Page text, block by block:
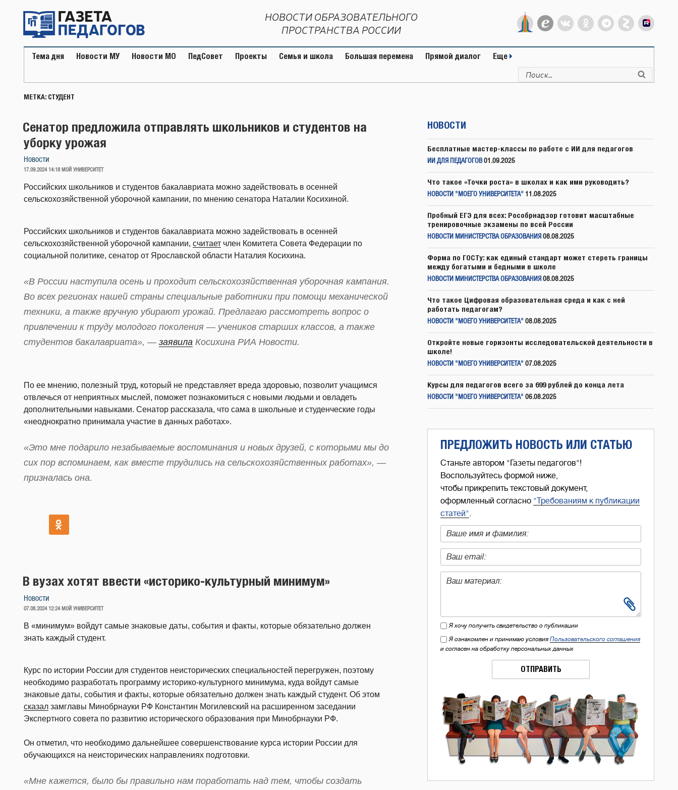
содержимому
НОВОСТИ ОБРАЗОВАТЕЛЬНОГО
ПРОСТРАНСТВА РОССИИ
Тема дня Новости МУ Новости МО ПедСовет Проекты Семья и школа Большая перемена Прямой диалог Еще
Искать:
МЕТКА: СТУДЕНТ
Сенатор предложила отправлять школьников и студентов на
уборку урожая
Новости
ОПУБЛИКОВАНО
17.09.2024 14:18 МОЙ УНИВЕРСИТЕТ
Российских школьников и студентов бакалавриата можно задействовать в осенней
сельскохозяйственной уборочной кампании, по мнению сенатора Наталии Косихиной.
Российских школьников и студентов бакалавриата можно задействовать в осенней
сельскохозяйственной уборочной кампании, считает член Комитета Совета Федерации по
социальной политике, сенатор от Ярославской области Наталия Косихина.
«В России наступила осень и проходит сельскохозяйственная уборочная кампания.
Во всех регионах нашей страны специальные работники при помощи механической
техники, а также вручную убирают урожай. Предлагаю рассмотреть вопрос о
привлечении к труду молодого поколения — учеников старших классов, а также
студентов бакалавриата», — заявила Косихина РИА Новости.
По ее мнению, полезный труд, который не представляет вреда здоровью, позволит учащимся
отвлечься от неприятных мыслей, поможет познакомиться с новыми людьми и овладеть
дополнительными навыками. Сенатор рассказала, что сама в школьные и студенческие годы
«неоднократно принимала участие в данных работах».
«Это мне подарило незабываемые воспоминания и новых друзей, с которыми мы до
сих пор вспоминаем, как вместе трудились на сельскохозяйственных работах», —
призналась она.
В вузах хотят ввести «историко-культурный минимум»
Новости
ОПУБЛИКОВАНО
07.08.2024 12:24 МОЙ УНИВЕРСИТЕТ
В «минимум» войдут самые знаковые даты, события и факты, которые обязательно должен
знать каждый студент.
Курс по истории России для студентов неисторических специальностей перегружен, поэтому
необходимо разработать программу историко-культурного минимума, куда войдут самые
знаковые даты, события и факты, которые обязательно должен знать каждый студент. Об этом
сказал замглавы Минобрнауки РФ Константин Могилевский на расширенном заседании
Экспертного совета по развитию исторического образования при Минобрнауки РФ.
Он отметил, что необходимо дальнейшее совершенствование курса истории России для
обучающихся на неисторических направлениях подготовки.
«Мне кажется, было бы правильно нам поработать над тем, чтобы создать
НОВОСТИ
Бесплатные мастер-классы по работе с ИИ для педагогов
ИИ ДЛЯ ПЕДАГОГОВ 01.09.2025
Что такое «Точки роста» в школах и как ими руководить?
НОВОСТИ "МОЕГО УНИВЕРСИТЕТА" 11.08.2025
Пробный ЕГЭ для всех: Рособрнадзор готовит масштабные
тренировочные экзамены по всей России
НОВОСТИ МИНИСТЕРСТВА ОБРАЗОВАНИЯ 08.08.2025
Форма по ГОСТу: как единый стандарт может стереть границы
между богатыми и бедными в школе
НОВОСТИ МИНИСТЕРСТВА ОБРАЗОВАНИЯ 08.08.2025
Что такое Цифровая образовательная среда и как с ней
работать педагогам?
НОВОСТИ "МОЕГО УНИВЕРСИТЕТА" 08.08.2025
Откройте новые горизонты исследовательской деятельности в
школе!
НОВОСТИ "МОЕГО УНИВЕРСИТЕТА" 07.08.2025
Курсы для педагогов всего за 699 рублей до конца лета
НОВОСТИ "МОЕГО УНИВЕРСИТЕТА" 06.08.2025
ПРЕДЛОЖИТЬ НОВОСТЬ ИЛИ СТАТЬЮ
Станьте автором "Газеты педагогов"!
Воспользуйтесь формой ниже,
чтобы прикрепить текстовый документ,
оформленный согласно "Требованиям к публикации
статей"
Я хочу получить свидетельство о публикации
Я ознакомлен и принимаю условия Пользовательского соглашения
и согласен на обработку персональных данных
ОТПРАВИТЬ